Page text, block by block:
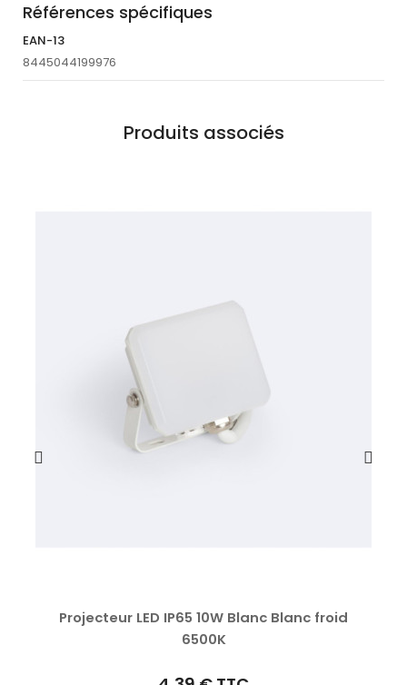
Références spécifiques
EAN-13
8445044199976
Produits associés
Projecteur LED IP65 10W Blanc Blanc froid
6500K